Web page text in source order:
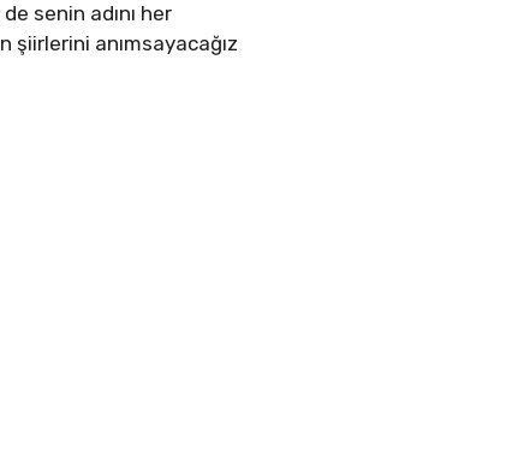
senin adını her
şiirlerini anımsayacağız